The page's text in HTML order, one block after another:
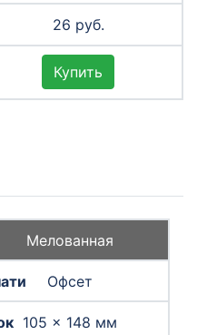
26 руб.
Купить
Мелованная
Офсет
105 × 148 мм